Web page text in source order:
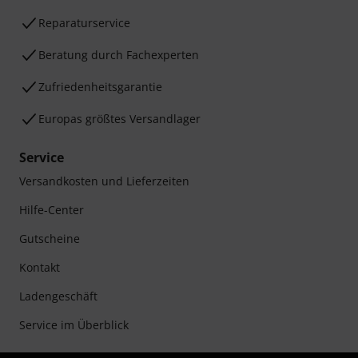
Reparaturservice
Beratung durch Fachexperten
Zufriedenheitsgarantie
Europas größtes Versandlager
Service
Versandkosten und Lieferzeiten
Hilfe-Center
Gutscheine
Kontakt
Ladengeschäft
Service im Überblick